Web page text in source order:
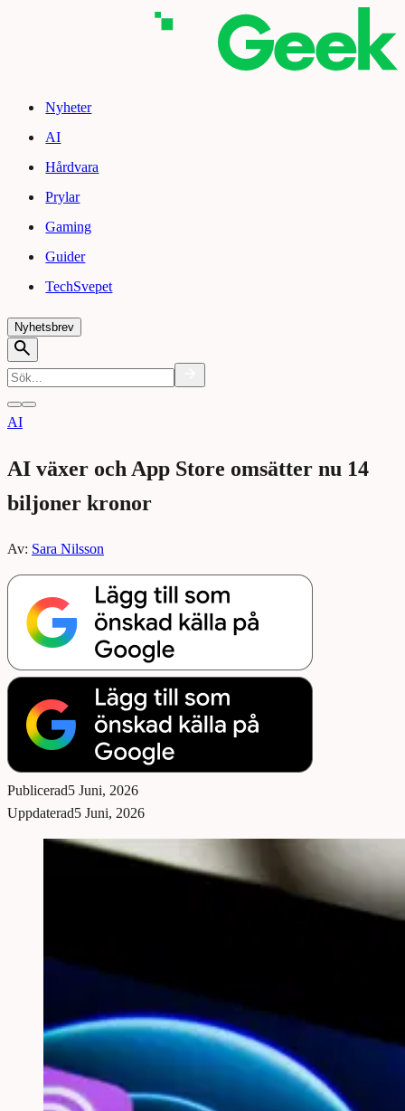
Nyheter
AI
Hårdvara
Prylar
Gaming
Guider
TechSvepet
Nyhetsbrev
AI
AI växer och App Store omsätter nu 14
biljoner kronor
Av: Sara Nilsson
Publicerad5 Juni, 2026
Uppdaterad5 Juni, 2026